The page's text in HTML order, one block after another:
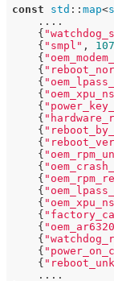
const std :: map<
    ....
    {
    {
"smpl" , 107
    {
    {
    {
    {
    {
    {
    {
    {
    {
    {
    {
    {
    {
    {
    {
    {
    {
    {
    ....